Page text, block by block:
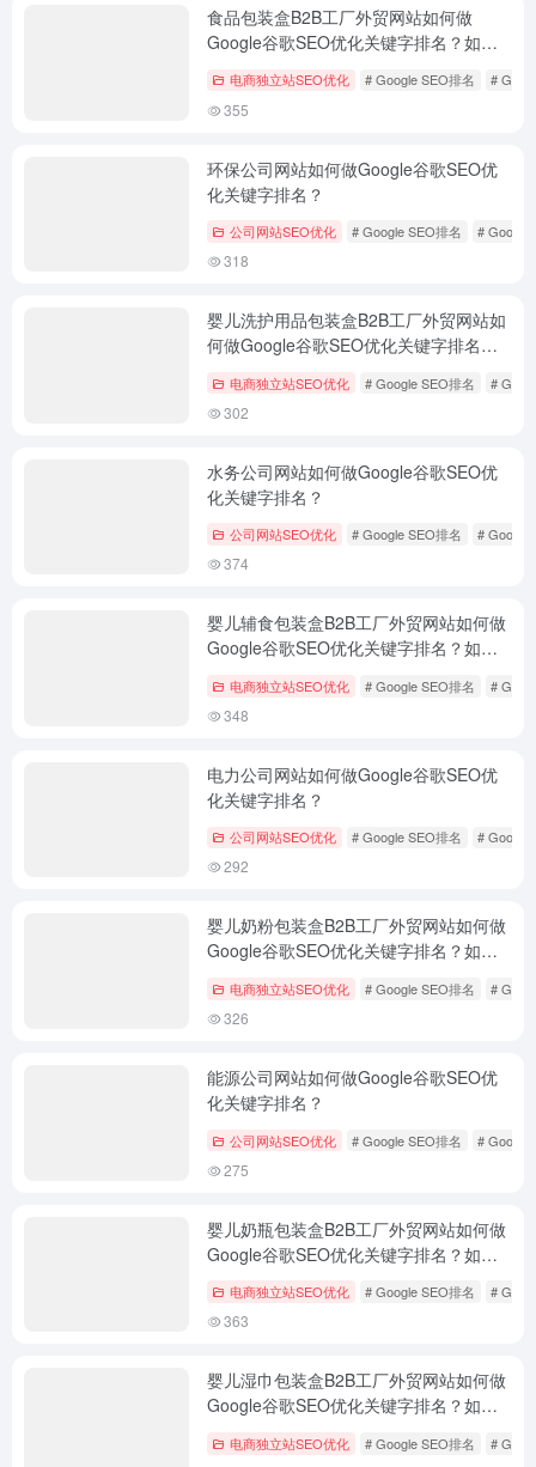
食品包装盒B2B工厂外贸网站如何做
Google谷歌SEO优化关键字排名？如何
电商独立站SEO优化 # Google SEO排名 #
355
环保公司网站如何做Google谷歌SEO优
化关键字排名？
公司网站SEO优化 # Google SEO排名 # Google
318
婴儿洗护用品包装盒B2B工厂外贸网站如
何做Google谷歌SEO优化关键字排名？
电商独立站SEO优化 # Google SEO排名 #
302
水务公司网站如何做Google谷歌SEO优
化关键字排名？
公司网站SEO优化 # Google SEO排名 # Google
374
婴儿辅食包装盒B2B工厂外贸网站如何做
Google谷歌SEO优化关键字排名？如何
电商独立站SEO优化 # Google SEO排名 #
348
电力公司网站如何做Google谷歌SEO优
化关键字排名？
公司网站SEO优化 # Google SEO排名 # Google
292
婴儿奶粉包装盒B2B工厂外贸网站如何做
Google谷歌SEO优化关键字排名？如何
电商独立站SEO优化 # Google SEO排名 #
326
能源公司网站如何做Google谷歌SEO优
化关键字排名？
公司网站SEO优化 # Google SEO排名 # Google
275
婴儿奶瓶包装盒B2B工厂外贸网站如何做
Google谷歌SEO优化关键字排名？如何
电商独立站SEO优化 # Google SEO排名 #
363
婴儿湿巾包装盒B2B工厂外贸网站如何做
Google谷歌SEO优化关键字排名？如何
电商独立站SEO优化 # Google SEO排名 #